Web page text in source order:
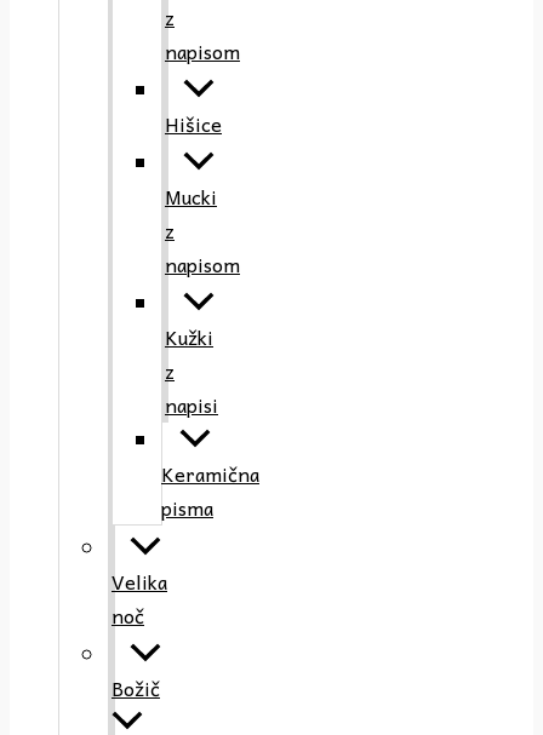
z
napisom
Hišice
Mucki
z
napisom
Kužki
z
napisi
Keramična
pisma
Velika
noč
Božič